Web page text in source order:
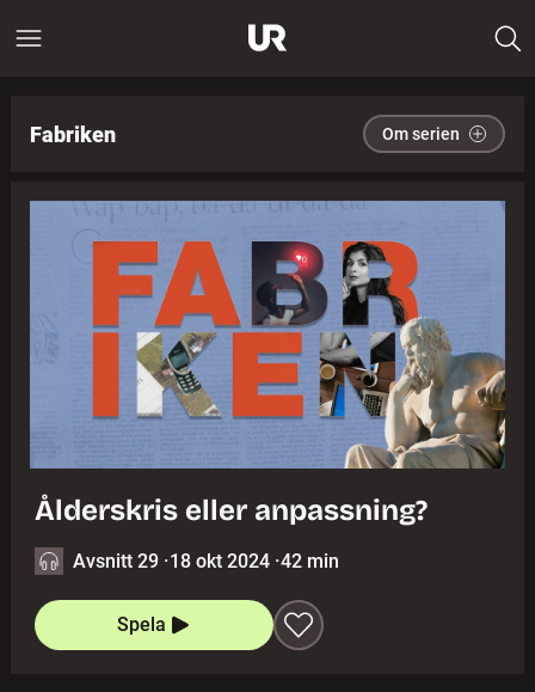
Fabriken Om serien
Ålderskris eller anpassning?
Avsnitt 29 ·18 okt 2024 ·42 min
Spela